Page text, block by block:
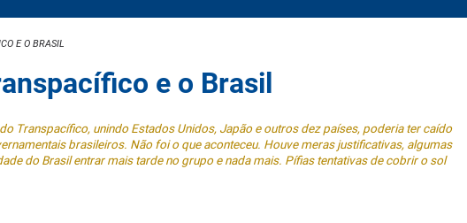
E O BRASIL
e o Brasil
Transpacífico, unindo Estados Unidos, Japão e outros dez países, poderia ter caído
brasileiros. Não foi o que aconteceu. Houve meras justificativas, algumas
do Brasil entrar mais tarde no grupo e nada mais. Pífias tentativas de cobrir o sol